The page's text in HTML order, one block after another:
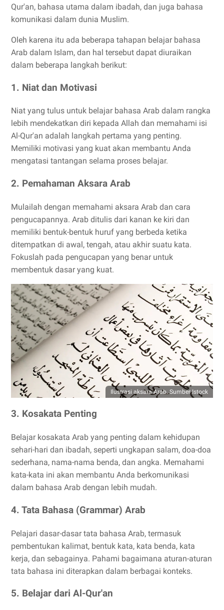
Qur'an, bahasa utama dalam ibadah, dan juga bahasa
komunikasi dalam dunia Muslim.
Oleh karena itu ada beberapa tahapan belajar bahasa
Arab dalam Islam, dan hal tersebut dapat diuraikan
dalam beberapa langkah berikut:
1. Niat dan Motivasi
Niat yang tulus untuk belajar bahasa Arab dalam rangka
lebih mendekatkan diri kepada Allah dan memahami isi
Al-Qur'an adalah langkah pertama yang penting.
Memiliki motivasi yang kuat akan membantu Anda
mengatasi tantangan selama proses belajar.
2. Pemahaman Aksara Arab
Mulailah dengan memahami aksara Arab dan cara
pengucapannya. Arab ditulis dari kanan ke kiri dan
memiliki bentuk-bentuk huruf yang berbeda ketika
ditempatkan di awal, tengah, atau akhir suatu kata.
Fokuslah pada pengucapan yang benar untuk
membentuk dasar yang kuat.
Ilustrasi aksara Arab. Sumber Istock
3. Kosakata Penting
Belajar kosakata Arab yang penting dalam kehidupan
sehari-hari dan ibadah, seperti ungkapan salam, doa-doa
sederhana, nama-nama benda, dan angka. Memahami
kata-kata ini akan membantu Anda berkomunikasi
dalam bahasa Arab dengan lebih mudah.
4. Tata Bahasa (Grammar) Arab
Pelajari dasar-dasar tata bahasa Arab, termasuk
pembentukan kalimat, bentuk kata, kata benda, kata
kerja, dan sebagainya. Pahami bagaimana aturan-aturan
tata bahasa ini diterapkan dalam berbagai konteks.
5. Belajar dari Al-Qur'an